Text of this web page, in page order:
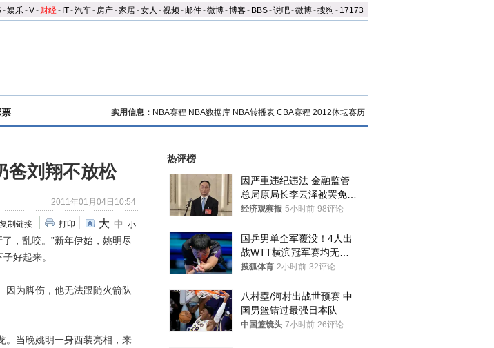
-娱乐-V- 财经- IT-汽车- 房产-家居-女人 -视频-邮件-微博-博客- BBS-说吧-微博-搜狗 - 17173
实用信息： NBA赛程 NBA数据库 NBA转播表 CBA赛程 2012体坛赛历
爸刘翔不放松
2011年01月04日10:54
复制链接 打印 大 中 小
，乱咬。”新年伊始，姚明尽
好起来。
为脚伤，他无法跟随火箭队
当晚姚明一身西装亮相，来
热评榜
因严重违纪违法 金融监管
总局原局长李云泽被罢免全
国人大代表
经济观察报 5小时前 98评论
国乒男单全军覆没！4人出
战WTT横滨冠军赛均无缘
八强
搜狐体育 2小时前 32评论
八村塁/河村出战世预赛 中
国男篮错过最强日本队
中国篮镜头 7小时前 26评论